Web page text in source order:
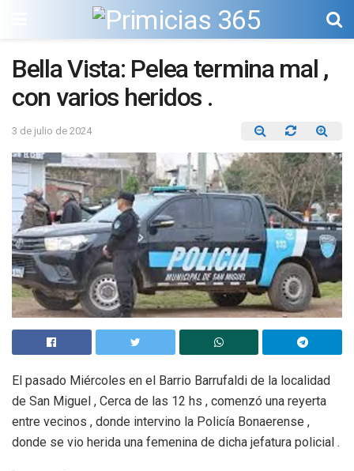
Bella Vista: Pelea termina mal ,
con varios heridos .
3 de julio de 2024
El pasado Miércoles en el Barrio Barrufaldi de la localidad
de San Miguel , Cerca de las 12 hs , comenzó una reyerta
entre vecinos , donde intervino la Policía Bonaerense ,
donde se vio herida una femenina de dicha jefatura policial .